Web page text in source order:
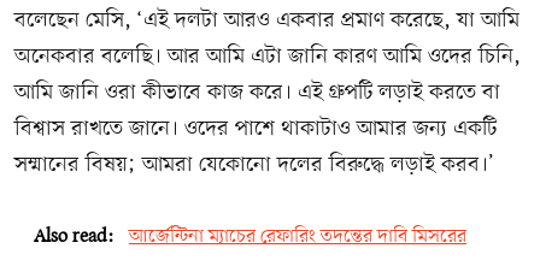
বলেছেন মেসি, ‘এই দলটা আরও একবার প্রমাণ করেছে, যা আমি
অনেকবার বলেছি। আর আমি এটা জানি কারণ আমি ওদের চিনি,
আমি জানি ওরা কীভাবে কাজ করে। এই গ্রুপটি লড়াই করতে বা
বিশ্বাস রাখতে জানে। ওদের পাশে থাকাটাও আমার জন্য একটি
সম্মানের বিষয়; আমরা যেকোনো দলের বিরুদ্ধে লড়াই করব।’
Also read: আর্জেন্টিনা ম্যাচের রেফারিং তদন্তের দাবি মিসরের